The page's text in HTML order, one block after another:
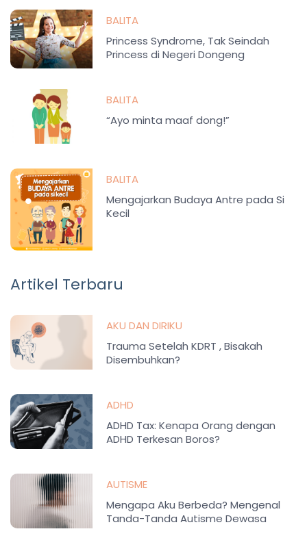
BALITA
Princess Syndrome, Tak Seindah
Princess di Negeri Dongeng
BALITA
“Ayo minta maaf dong!”
BALITA
Mengajarkan Budaya Antre pada Si
Kecil
Artikel Terbaru
AKU DAN DIRIKU
Trauma Setelah KDRT , Bisakah
Disembuhkan?
ADHD
ADHD Tax: Kenapa Orang dengan
ADHD Terkesan Boros?
AUTISME
Mengapa Aku Berbeda? Mengenal
Tanda-Tanda Autisme Dewasa